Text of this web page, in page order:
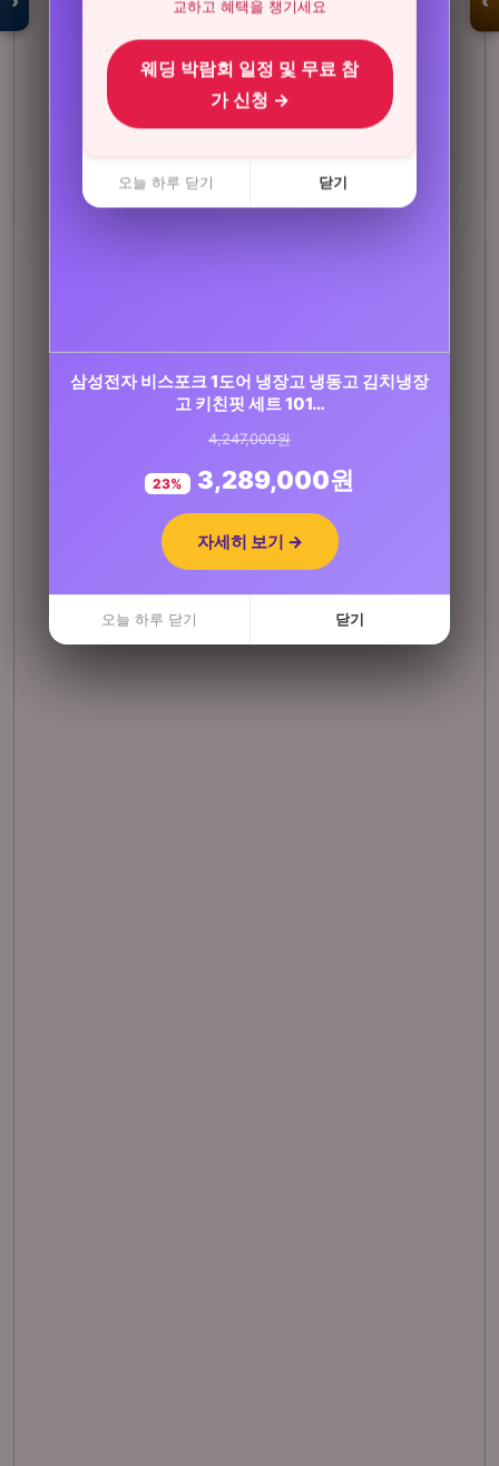
교하고 혜택을 챙기세요
웨딩 박람회 일정 및 무료 참
가 신청 →
오늘 하루 닫기 닫기
연세 키즈텐 유산균 100억 프로바이오틱스 어린
이 유아 초등학생 유산…
46,000원
20% 37,000원
자세히 보기 →
오늘 하루 닫기 닫기
삼성전자 비스포크 1도어 냉장고 냉동고 김치냉장
고 키친핏 세트 101…
4,247,000원
23% 3,289,000원
자세히 보기 →
오늘 하루 닫기 닫기